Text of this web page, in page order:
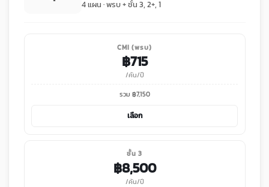
4 แผน · พรบ + ชั้น 3, 2+, 1
CMI (พรบ)
฿715
/คัน/ปี
รวม ฿7,150
เลือก
ชั้น 3
฿8,500
/คัน/ปี